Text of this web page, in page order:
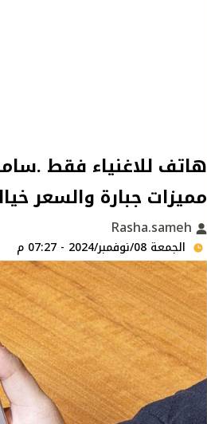
هاتف للاغنياء فقط
مميزات جبارة والسعر
الجمعة 08/نوفمبر/2024 - 07:27 م